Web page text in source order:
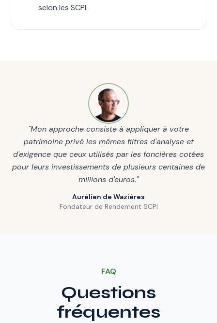
selon les SCPI.
"Mon approche consiste à appliquer à votre
patrimoine privé les mêmes filtres d'analyse et
d'exigence que ceux utilisés par les foncières cotées
pour leurs investissements de plusieurs centaines de
millions d'euros."
Aurélien de Wazières
Fondateur de Rendement SCPI
FAQ
Questions
fréquentes